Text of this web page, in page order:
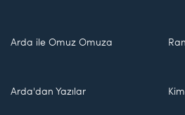
Arda ile Omuz Omuza
Arda'dan Yazılar